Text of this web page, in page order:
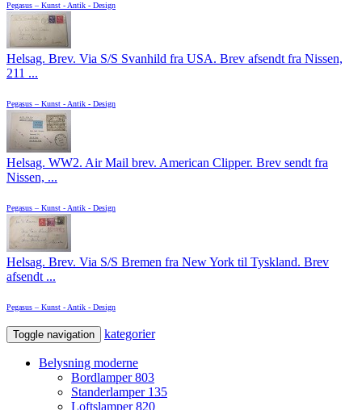
Pegasus – Kunst - Antik - Design
Helsag. Brev. Via S/S Svanhild fra USA. Brev afsendt fra Nissen,
211 ...
Pegasus – Kunst - Antik - Design
Helsag. WW2. Air Mail brev. American Clipper. Brev sendt fra
Nissen, ...
Pegasus – Kunst - Antik - Design
Helsag. Brev. Via S/S Bremen fra New York til Tyskland. Brev
afsendt ...
Pegasus – Kunst - Antik - Design
Toggle navigation kategorier
Belysning moderne
Bordlamper803
Standerlamper 135
Loftslamper820